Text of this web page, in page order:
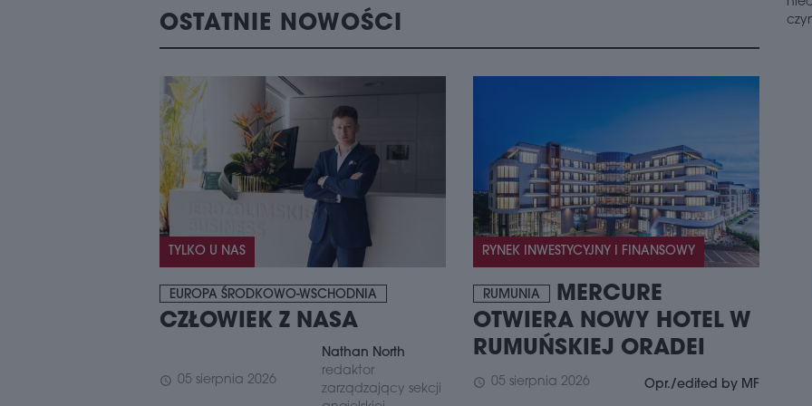
OSTATNIE NOWOŚCI
TYLKO U NAS
EUROPA ŚRODKOWO-WSCHODNIA
CZŁOWIEK Z NASA
schedule 05 sierpnia 2026
Nathan North
redaktor
zarządzający sekcji
RYNEK INWESTYCYJNY I FINANSOWY
RUMUNIA
MERCURE
OTWIERA NOWY HOTEL W
RUMUŃSKIEJ ORADEI
schedule 05 sierpnia 2026 Opr./edited by MF
schedule